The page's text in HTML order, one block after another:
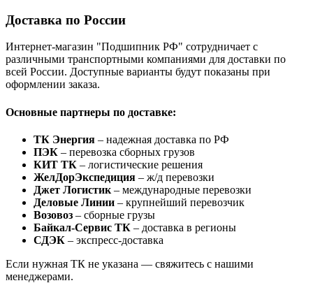
Доставка по России
Интернет-магазин "Подшипник РФ" сотрудничает с
различными транспортными компаниями для доставки по
всей России. Доступные варианты будут показаны при
оформлении заказа.
Основные партнеры по доставке:
ТК Энергия – надежная доставка по РФ
ПЭК – перевозка сборных грузов
КИТ ТК – логистические решения
ЖелДорЭкспедиция – ж/д перевозки
Джет Логистик – международные перевозки
Деловые Линии – крупнейший перевозчик
Возовоз – сборные грузы
Байкал-Сервис ТК – доставка в регионы
СДЭК – экспресс-доставка
Если нужная ТК не указана — свяжитесь с нашими
менеджерами.